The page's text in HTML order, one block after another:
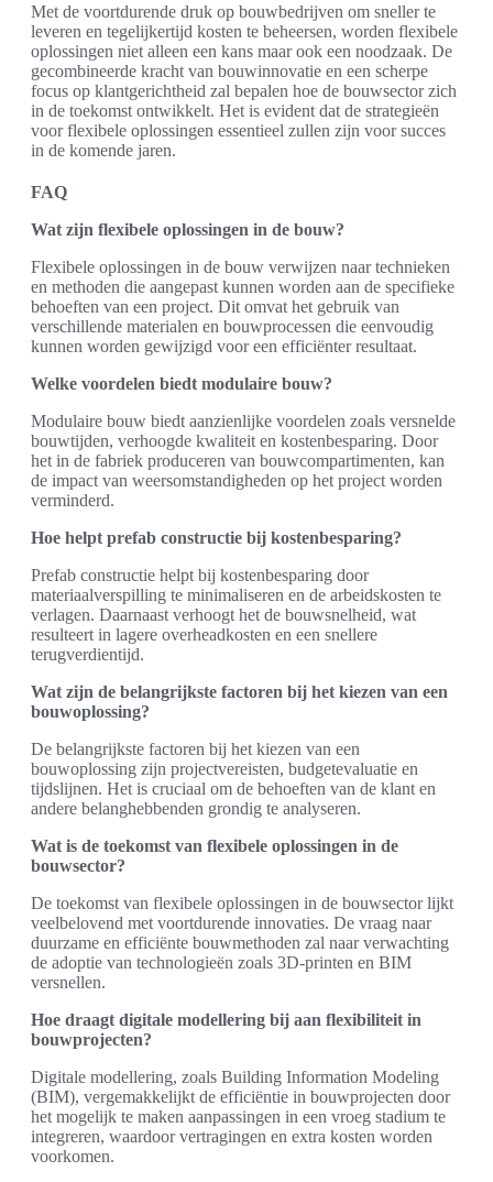
Met de voortdurende druk op bouwbedrijven om sneller te
leveren en tegelijkertijd kosten te beheersen, worden flexibele
oplossingen niet alleen een kans maar ook een noodzaak. De
gecombineerde kracht van bouwinnovatie en een scherpe
focus op klantgerichtheid zal bepalen hoe de bouwsector zich
in de toekomst ontwikkelt. Het is evident dat de strategieën
voor flexibele oplossingen essentieel zullen zijn voor succes
in de komende jaren.
FAQ
Wat zijn flexibele oplossingen in de bouw?
Flexibele oplossingen in de bouw verwijzen naar technieken
en methoden die aangepast kunnen worden aan de specifieke
behoeften van een project. Dit omvat het gebruik van
verschillende materialen en bouwprocessen die eenvoudig
kunnen worden gewijzigd voor een efficiënter resultaat.
Welke voordelen biedt modulaire bouw?
Modulaire bouw biedt aanzienlijke voordelen zoals versnelde
bouwtijden, verhoogde kwaliteit en kostenbesparing. Door
het in de fabriek produceren van bouwcompartimenten, kan
de impact van weersomstandigheden op het project worden
verminderd.
Hoe helpt prefab constructie bij kostenbesparing?
Prefab constructie helpt bij kostenbesparing door
materiaalverspilling te minimaliseren en de arbeidskosten te
verlagen. Daarnaast verhoogt het de bouwsnelheid, wat
resulteert in lagere overheadkosten en een snellere
terugverdientijd.
Wat zijn de belangrijkste factoren bij het kiezen van een
bouwoplossing?
De belangrijkste factoren bij het kiezen van een
bouwoplossing zijn projectvereisten, budgetevaluatie en
tijdslijnen. Het is cruciaal om de behoeften van de klant en
andere belanghebbenden grondig te analyseren.
Wat is de toekomst van flexibele oplossingen in de
bouwsector?
De toekomst van flexibele oplossingen in de bouwsector lijkt
veelbelovend met voortdurende innovaties. De vraag naar
duurzame en efficiënte bouwmethoden zal naar verwachting
de adoptie van technologieën zoals 3D-printen en BIM
versnellen.
Hoe draagt digitale modellering bij aan flexibiliteit in
bouwprojecten?
Digitale modellering, zoals Building Information Modeling
(BIM), vergemakkelijkt de efficiëntie in bouwprojecten door
het mogelijk te maken aanpassingen in een vroeg stadium te
integreren, waardoor vertragingen en extra kosten worden
voorkomen.